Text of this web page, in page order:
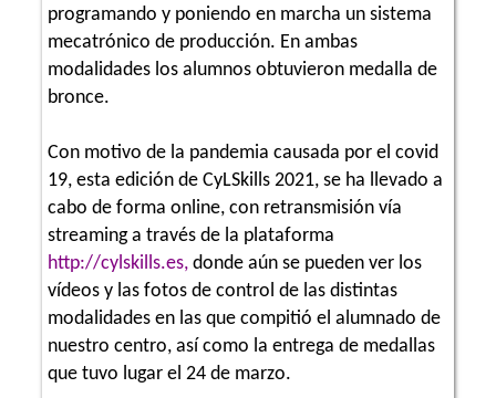
programando y poniendo en marcha un sistema
mecatrónico de producción. En ambas
modalidades los alumnos obtuvieron medalla de
bronce.
Con motivo de la pandemia causada por el covid
19, esta edición de CyLSkills 2021, se ha llevado a
cabo de forma online, con retransmisión vía
streaming a través de la plataforma
http://cylskills.es, donde aún se pueden ver los
vídeos y las fotos de control de las distintas
modalidades en las que compitió el alumnado de
nuestro centro, así como la entrega de medallas
que tuvo lugar el 24 de marzo.